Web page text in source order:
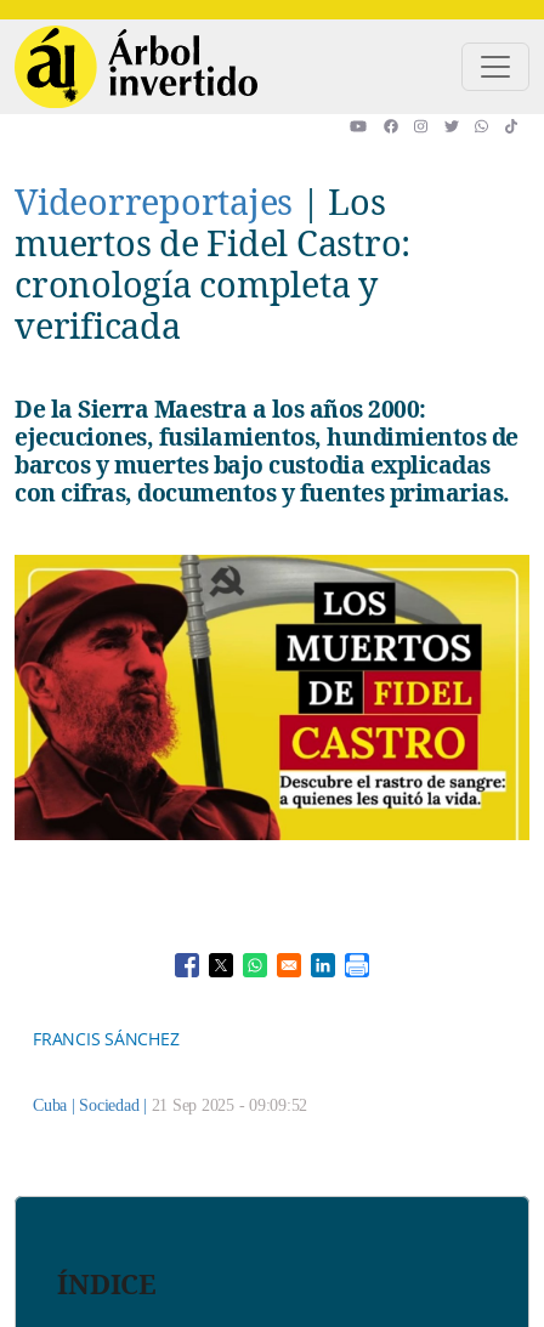
Videorreportajes | Los
muertos de Fidel Castro:
cronología completa y
verificada
De la Sierra Maestra a los años 2000:
ejecuciones, fusilamientos, hundimientos de
barcos y muertes bajo custodia explicadas
con cifras, documentos y fuentes primarias.
Opens in a new window
Opens in a new window
Opens in a new window
Opens in a new window
FRANCIS SÁNCHEZ
Sociedad 21 Sep 2025 - 09:09:52
ÍNDICE